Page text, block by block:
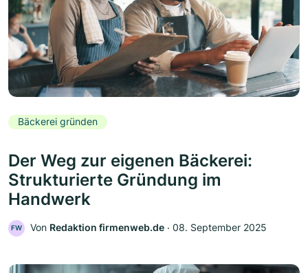
Bäckerei gründen
Der Weg zur eigenen Bäckerei:
Strukturierte Gründung im
Handwerk
FW Von Redaktion firmenweb.de ‧ 08. September 2025